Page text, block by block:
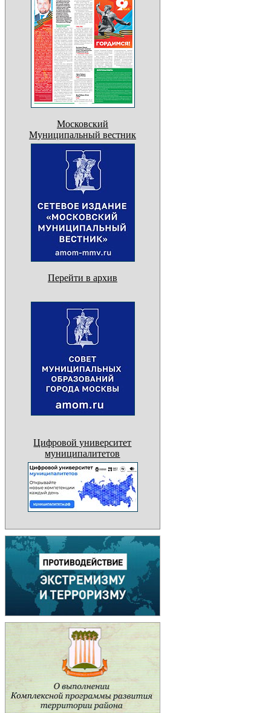
Московский
Муниципальный вестник
Перейти в архив
Цифровой университет
муниципалитетов